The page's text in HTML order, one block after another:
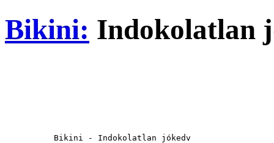
Bikini: Indokolatlan
          Bikini - Indokolatlan jókedv